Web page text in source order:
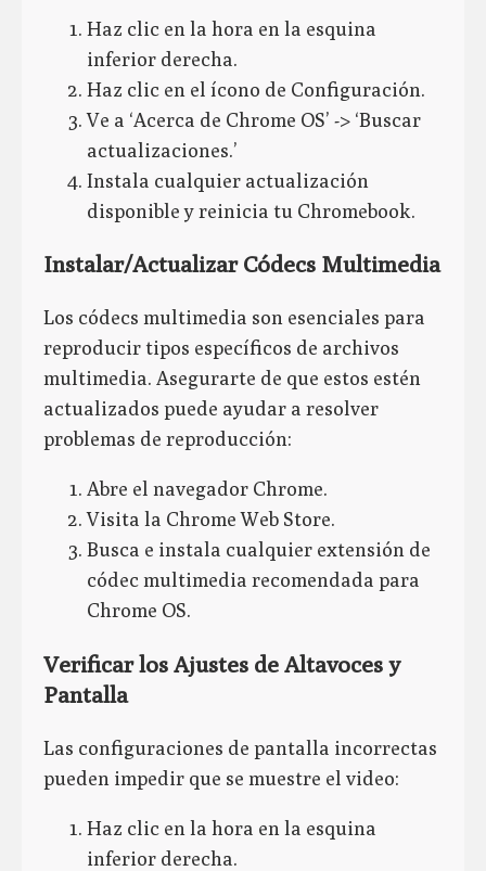
Haz clic en la hora en la esquina
inferior derecha.
Haz clic en el ícono de Configuración.
Ve a ‘Acerca de Chrome OS’ -> ‘Buscar
actualizaciones.’
Instala cualquier actualización
disponible y reinicia tu Chromebook.
Instalar/Actualizar Códecs Multimedia
Los códecs multimedia son esenciales para
reproducir tipos específicos de archivos
multimedia. Asegurarte de que estos estén
actualizados puede ayudar a resolver
problemas de reproducción:
Abre el navegador Chrome.
Visita la Chrome Web Store.
Busca e instala cualquier extensión de
códec multimedia recomendada para
Chrome OS.
Verificar los Ajustes de Altavoces y
Pantalla
Las configuraciones de pantalla incorrectas
pueden impedir que se muestre el video:
Haz clic en la hora en la esquina
inferior derecha.